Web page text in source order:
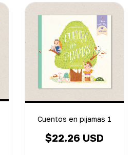
Cuentos en pijamas 1
$22.26 USD